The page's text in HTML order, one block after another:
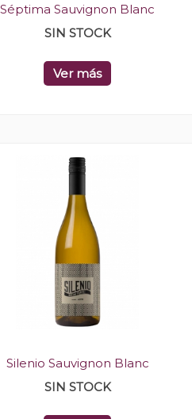
Séptima Sauvignon Blanc
SIN STOCK
Ver más
Silenio Sauvignon Blanc
SIN STOCK